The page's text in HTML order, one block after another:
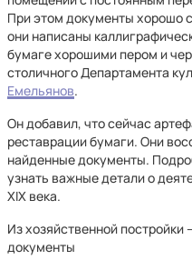
При этом документы хорошо
они написаны
бумаге хорошими пером и
столичного Департамента
Емельянов.
Он добавил, что сейчас
реставрации бумаги. Они
найденные документы.
узнать важные детали о
XIX века.
Из хозяйственной
документы